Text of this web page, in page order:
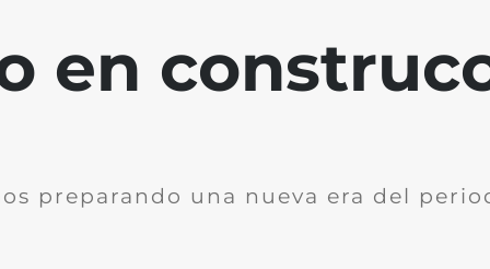
en
preparando una nueva era del